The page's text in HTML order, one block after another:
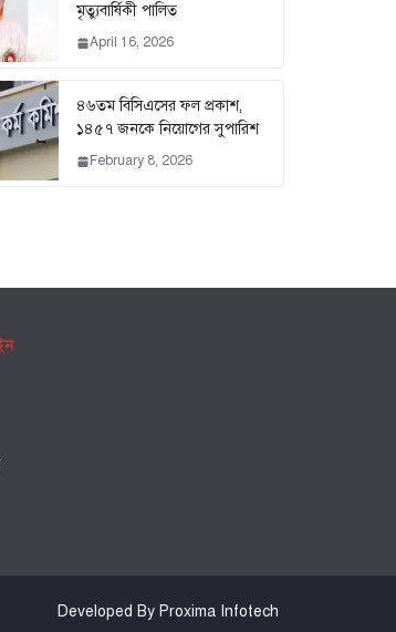
মৃত্যুবার্ষিকী পালিত
April 16, 2026
৪৬তম বিসিএসের ফল প্রকাশ,
১৪৫৭ জনকে নিয়োগের সুপারিশ
February 8, 2026
Developed By Proxima Infotech